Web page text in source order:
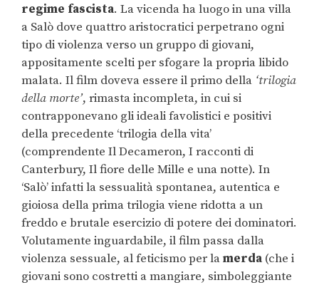
regime fascista. La vicenda ha luogo in una villa
a Salò dove quattro aristocratici perpetrano ogni
tipo di violenza verso un gruppo di giovani,
appositamente scelti per sfogare la propria libido
malata. Il film doveva essere il primo della ‘trilogia
della morte’, rimasta incompleta, in cui si
contrapponevano gli ideali favolistici e positivi
della precedente ‘trilogia della vita’
(comprendente Il Decameron, I racconti di
Canterbury, Il fiore delle Mille e una notte). In
‘Salò’ infatti la sessualità spontanea, autentica e
gioiosa della prima trilogia viene ridotta a un
freddo e brutale esercizio di potere dei dominatori.
Volutamente inguardabile, il film passa dalla
violenza sessuale, al feticismo per lamerda (che i
giovani sono costretti a mangiare, simboleggiante